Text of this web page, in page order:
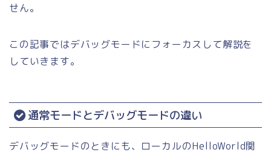
せん。
この記事ではデバッグモードにフォーカスして解説を
していきます。
通常モードとデバッグモードの違い
デバッグモードのときにも、ローカルのHelloWorld関